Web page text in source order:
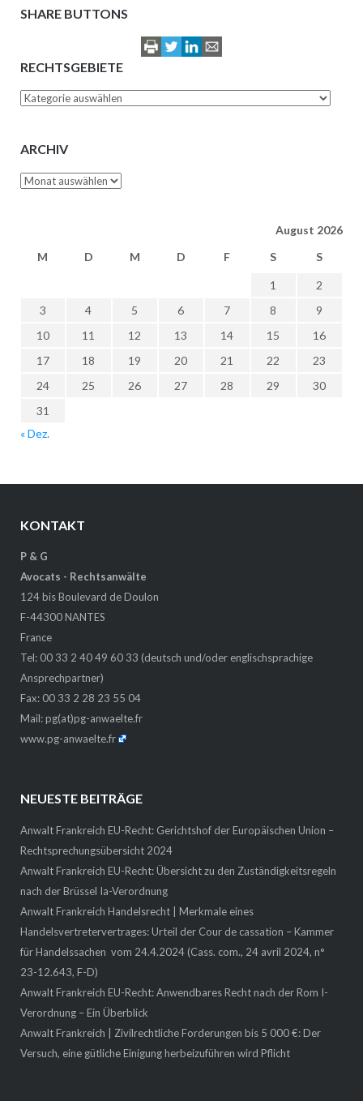
SHARE BUTTONS
RECHTSGEBIETE
Rechtsgebiete
ARCHIV
Archiv
August 2026
M
D M D F S S
1
2
3
4 5 6 7 8
9
10
11 12 13 14 15
16
17
18 19 20 21 22
23
24
25 26 27 28 29
30
31
« Dez.
KONTAKT
P & G
Avocats - Rechtsanwälte
124 bis Boulevard de Doulon
F-44300 NANTES
France
Tel: 00 33 2 40 49 60 33 (deutsch und/oder englischsprachige
Ansprechpartner)
Fax: 00 33 2 28 23 55 04
Mail:pg(at)pg-anwaelte.fr
www.pg-anwaelte.fr
NEUESTE BEITRÄGE
Anwalt Frankreich EU-Recht: Gerichtshof der Europäischen Union –
Rechtsprechungsübersicht 2024
Anwalt Frankreich EU-Recht: Übersicht zu den Zuständigkeitsregeln
nach der Brüssel Ia-Verordnung
Anwalt Frankreich Handelsrecht | Merkmale eines
Handelsvertretervertrages: Urteil der Cour de cassation – Kammer
für Handelssachen vom 24.4.2024 (Cass. com., 24 avril 2024, n°
23-12.643, F-D)
Anwalt Frankreich EU-Recht: Anwendbares Recht nach der Rom I-
Verordnung – Ein Überblick
Anwalt Frankreich | Zivilrechtliche Forderungen bis 5 000 €: Der
Versuch, eine gütliche Einigung herbeizuführen wird Pflicht